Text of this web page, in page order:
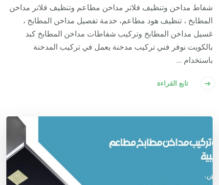
شفاط مداخن وتنظيف فلاتر مداخن مطاعم وتنظيف فلاتر مداخن
المطابخ ، تنظيف هود مطاعم، خدمة تفصيل مداخن المطابخ ،
غسيل مداخن المطابخ وتركيب شفاطات مداخن المطابخ كبد
بالكويت نوفر فني تركيب مدخنة يعمل في تركيب المدخنة
باستخدام …
تابع القراءة